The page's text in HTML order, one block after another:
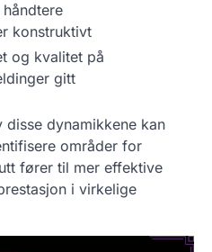
konstruktivt
og kvalitet på
gitt
disse dynamikkene kan
områder for
fører til mer effektive
i virkelige